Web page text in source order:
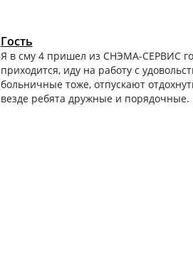
Гость
Я в сму 4 пришел из СНЭМА-СЕРВИС
приходится, иду на работу с
больничные тоже, отпускают
везде ребята дружные и порядочные.